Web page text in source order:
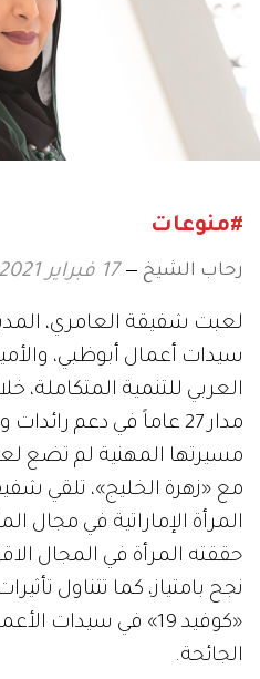
#منوعات
رحاب الشيخ 17 فبراير 2021
لعبت شفيقة العامري،
سيدات أعمال أبوظبي،
العربي للتنمية المتكاملة،
مدار 27 عاماً في دعم
مسيرتها المهنية لم تضع
مع «زهرة الخليج»، تلقي
المرأة الإماراتية في مجال
حققته المرأة في المجال
نجح بامتياز، كما تتناول
«كوفيد 19» في سيدات
الجائحة.